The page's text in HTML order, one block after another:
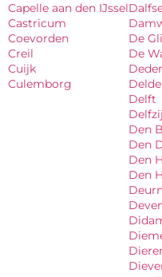
Capelle aan den IJssel
Castricum
Coevorden
Creil
Cuijk
Culemborg
De
De
Delft
Den
Den
Den
Den